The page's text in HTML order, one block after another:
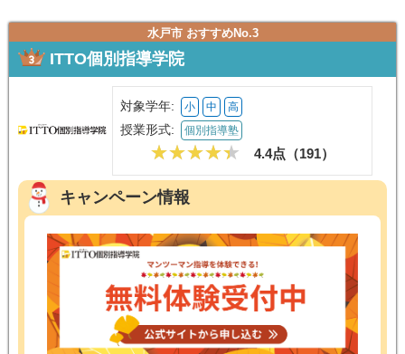
水戸市 おすすめNo.3
ITTO個別指導学院
対象学年: 小 中 高
授業形式: 個別指導塾
4.4点（191）
キャンペーン情報